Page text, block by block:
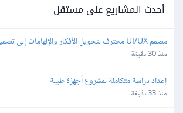
أحدث المشاريع على مستقل
مصمم UI/UX محترف لتحويل الأفكار والإلهامات إلى تصميم موقع متكامل
منذ 30 دقيقة
إعداد دراسة متكاملة لمشروع أجهزة طبية
منذ 33 دقيقة